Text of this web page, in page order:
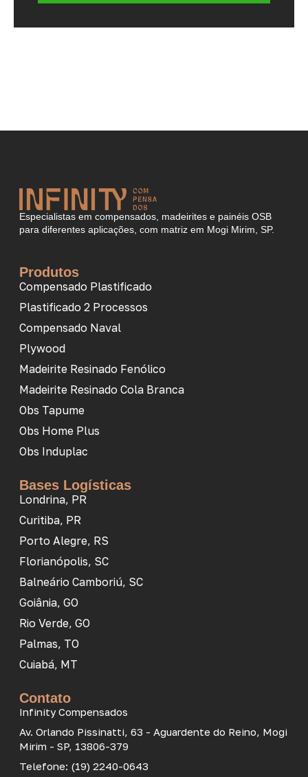
Especialistas em compensados, madeirites e painéis OSB
para diferentes aplicações, com matriz em Mogi Mirim, SP.
Produtos
Compensado Plastificado
Plastificado 2 Processos
Compensado Naval
Plywood
Madeirite Resinado Fenólico
Madeirite Resinado Cola Branca
Obs Tapume
Obs Home Plus
Obs Induplac
Bases Logísticas
Londrina, PR
Curitiba, PR
Porto Alegre, RS
Florianópolis, SC
Balneário Camboriú, SC
Goiânia, GO
Rio Verde, GO
Palmas, TO
Cuiabá, MT
Contato
Infinity Compensados
Av. Orlando Pissinatti, 63 - Aguardente do Reino, Mogi
Mirim - SP, 13806-379
Telefone: (19) 2240-0643